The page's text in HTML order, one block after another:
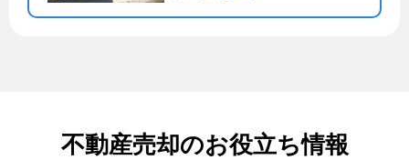
不動産売却のお役立ち情報